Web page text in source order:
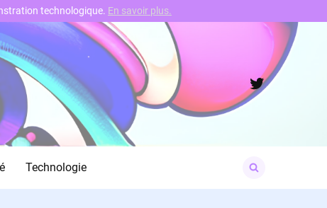
Twitter
Technologie
for:
technologique. En savoir plus.